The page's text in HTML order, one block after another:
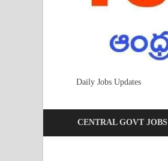
Daily Jobs Updates
CENTRAL GOVT JOBS